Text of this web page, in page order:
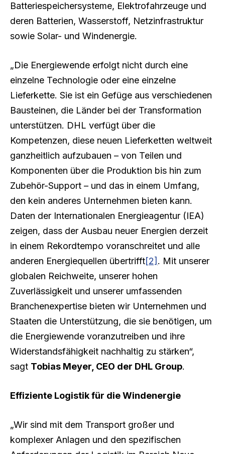
Batteriespeichersysteme, Elektrofahrzeuge und
deren Batterien, Wasserstoff, Netzinfrastruktur
sowie Solar- und Windenergie.
„Die Energiewende erfolgt nicht durch eine
einzelne Technologie oder eine einzelne
Lieferkette. Sie ist ein Gefüge aus verschiedenen
Bausteinen, die Länder bei der Transformation
unterstützen. DHL verfügt über die
Kompetenzen, diese neuen Lieferketten weltweit
ganzheitlich aufzubauen – von Teilen und
Komponenten über die Produktion bis hin zum
Zubehör-Support – und das in einem Umfang,
den kein anderes Unternehmen bieten kann.
Daten der Internationalen Energieagentur (IEA)
zeigen, dass der Ausbau neuer Energien derzeit
in einem Rekordtempo voranschreitet und alle
anderen Energiequellen übertrifft[2] . Mit unserer
globalen Reichweite, unserer hohen
Zuverlässigkeit und unserer umfassenden
Branchenexpertise bieten wir Unternehmen und
Staaten die Unterstützung, die sie benötigen, um
die Energiewende voranzutreiben und ihre
Widerstandsfähigkeit nachhaltig zu stärken“,
sagt Tobias Meyer, CEO der DHL Group.
Effiziente Logistik für die Windenergie
„Wir sind mit dem Transport großer und
komplexer Anlagen und den spezifischen